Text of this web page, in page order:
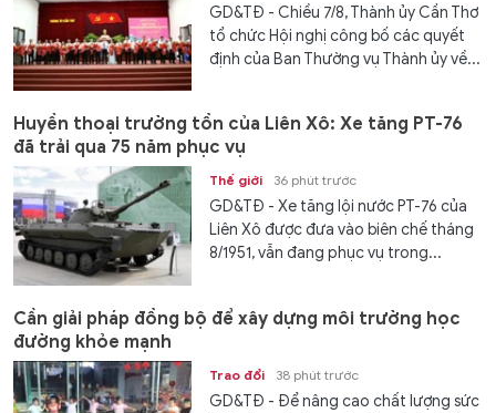
GD&TĐ - Chiều 7/8, Thành ủy Cần Thơ
tổ chức Hội nghị công bố các quyết
định của Ban Thường vụ Thành ủy về...
Huyền thoại trường tồn của Liên Xô: Xe tăng PT-76
đã trải qua 75 năm phục vụ
Thế giới 36 phút trước
GD&TĐ - Xe tăng lội nước PT-76 của
Liên Xô được đưa vào biên chế tháng
8/1951, vẫn đang phục vụ trong...
Cần giải pháp đồng bộ để xây dựng môi trường học
đường khỏe mạnh
Trao đổi 38 phút trước
GD&TĐ - Để nâng cao chất lượng sức